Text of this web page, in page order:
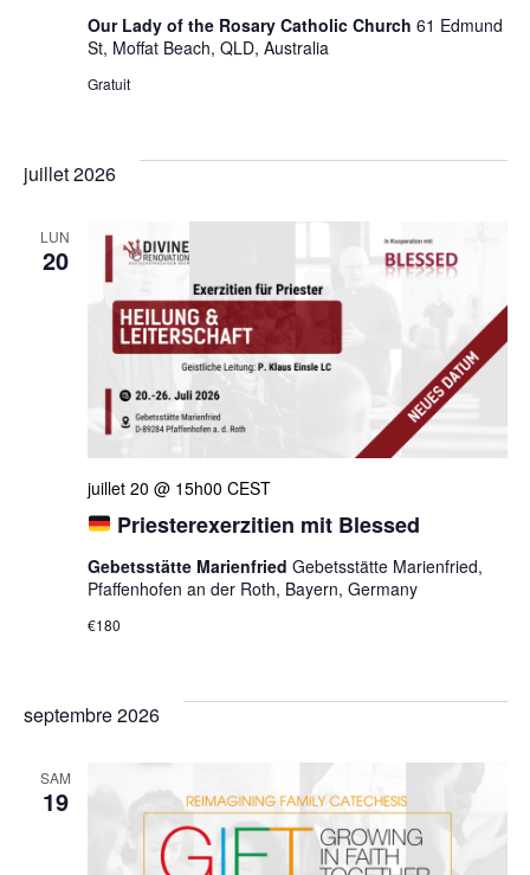
Our Lady of the Rosary Catholic Church 61 Edmund
St, Moffat Beach, QLD, Australia
Gratuit
juillet 2026
LUN
20
Priesterexerzitien mit Blessed
juillet 20 @ 15h00 CEST
Gebetsstätte Marienfried Gebetsstätte Marienfried,
Pfaffenhofen an der Roth, Bayern, Germany
€180
septembre 2026
SAM
19